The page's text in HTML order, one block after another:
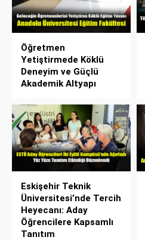
Öğretmen
Yetiştirmede Köklü
Deneyim ve Güçlü
Akademik Altyapı
Eskişehir Teknik
Üniversitesi’nde Tercih
Heyecanı: Aday
Öğrencilere Kapsamlı
Tanıtım